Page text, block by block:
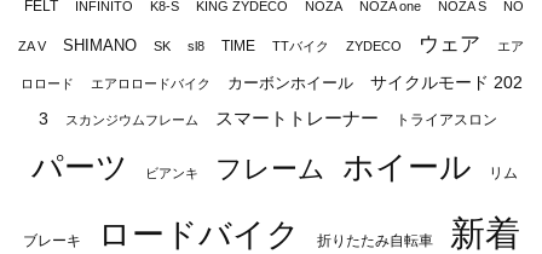
FELT INFINITO K8-S KING ZYDECO NOZA NOZA one NOZA S NO
ZA V SHIMANO SK sl8 TIME TTバイク ZYDECO ウェア エア
ロロード エアロロードバイク カーボンホイール
サイクルモード 202
3
スカンジウムフレーム スマートトレーナー トライアスロン
パーツ ビアンキ フレーム ホイール リム
ブレーキ ロードバイク 折りたたみ自転車
新着